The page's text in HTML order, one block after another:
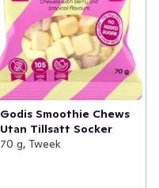
Godis Smoothie Chews
Utan Tillsatt Socker
70 g, Tweek